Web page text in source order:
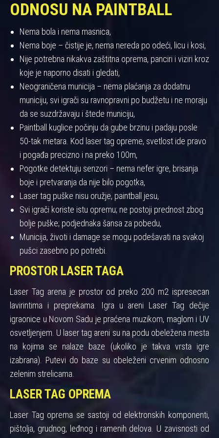
ODNOSU NA PAINTBALL
Nema bola i nema masnica,
Nema boje – čistije je, nema nereda po odeći, licu i kosi,
Nije potrebna nikakva zaštitna oprema, panciri i viziri kroz
koje je naporno disati i gledati,
Neograničena municija – nema plaćanja za dodatnu
municiju, svi igrači su ravnopravni po budžetu i ne moraju
da se suzdržavaju i štede municiju,
Paintball kuglice počinju da gube brzinu i padaju posle
50-tak metara. Kod laser tag opreme, svetlost ide pravo
i pogađa precizno i na preko 100m,
Pogotke detektuju senzori – nema nefer igre, brisanja
boje i pretvaranja da nije bilo pogotka,
Laser tag puške nisu oružje, paintball jesu,
Svi igrači koriste istu opremu; ne postoji prednost zbog
bolje puške; podjednaka šansa za pobedu,
Municija, životi i damage se mogu podešavati na svakoj
pušci zasebno po potrebi.
PROSTOR LASER TAGA
Laser Tag arena je prostor od preko 200 m2 ispresecan
lavirintima i preprekama. Igra u areni Laser Tag dečije
igraonice u Novom Sadu je praćena muzikom, maglom i UV
osvetljenjem. U laser tag areni su na podu obeležena mesta
na kojima se nalaze baze (ukoliko je takva vrsta igre
izabrana). Putevi do baze su obeleženi crvenim odnosno
zelenim strelicama.
LASER TAG OPREMA
Laser Tag oprema se sastoji od elektronskih komponenti,
pištolja, grudnog, leđnog i ramenih delova. U zavisnosti od